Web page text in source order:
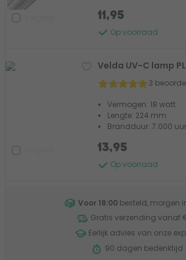
Op voorraad
11,95
Velda UV-C lamp PL
3
Vermogen: 18 watt
Lengte: 224 mm
Brandduur: 7.000 uur
Op voorraad
13,95
Voor 18:00 besteld, morgen
Gratis verzending vanaf
Eerlijk advies van onze
90 dagen bedenktijd